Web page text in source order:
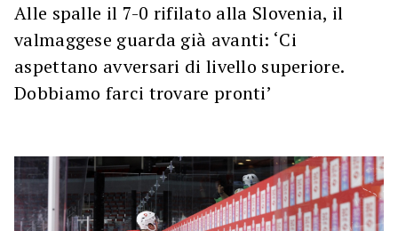
Alle spalle il 7-0 rifilato alla Slovenia, il
valmaggese guarda già avanti: ‘Ci
aspettano avversari di livello superiore.
Dobbiamo farci trovare pronti’